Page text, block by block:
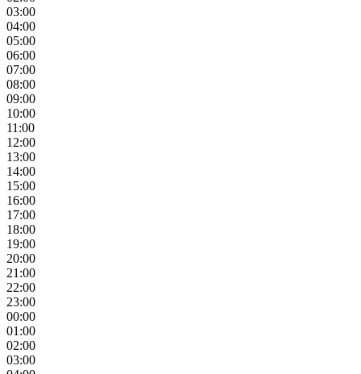
03:00
04:00
05:00
06:00
07:00
08:00
09:00
10:00
11:00
12:00
13:00
14:00
15:00
16:00
17:00
18:00
19:00
20:00
21:00
22:00
23:00
00:00
01:00
02:00
03:00